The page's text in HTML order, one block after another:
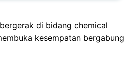
di bidang chemical
kesempatan bergabung